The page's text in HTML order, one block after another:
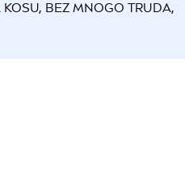
BEZ MNOGO TRUDA,